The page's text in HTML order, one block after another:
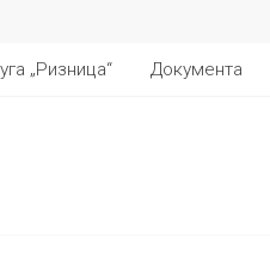
„Ризница“ Документа